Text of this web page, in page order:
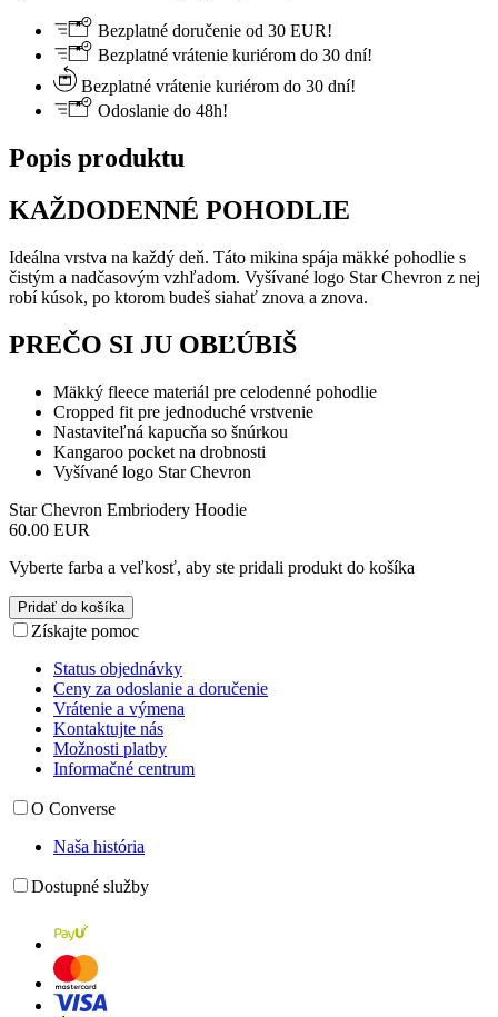
Bezplatné doručenie od 30 EUR!
Bezplatné vrátenie kuriérom do 30 dní!
Bezplatné vrátenie kuriérom do 30 dní!
Odoslanie do 48h!
Popis produktu
KAŽDODENNÉ POHODLIE
Ideálna vrstva na každý deň. Táto mikina spája mäkké pohodlie s
čistým a nadčasovým vzhľadom. Vyšívané logo Star Chevron z nej
robí kúsok, po ktorom budeš siahať znova a znova.
PREČO SI JU OBĽÚBIŠ
Mäkký fleece materiál pre celodenné pohodlie
Cropped fit pre jednoduché vrstvenie
Nastaviteľná kapucňa so šnúrkou
Kangaroo pocket na drobnosti
Vyšívané logo Star Chevron
Star Chevron Embriodery Hoodie
60.00 EUR
Vyberte farba a veľkosť, aby ste pridali produkt do košíka
Pridať do košíka
Získajte pomoc
Status objednávky
Ceny za odoslanie a doručenie
Vrátenie a výmena
Kontaktujte nás
Možnosti platby
Informačné centrum
O Converse
Naša história
Dostupné služby